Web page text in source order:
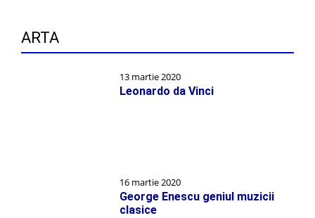
ARTA
13 martie 2020
Leonardo da Vinci
16 martie 2020
George Enescu geniul muzicii
clasice